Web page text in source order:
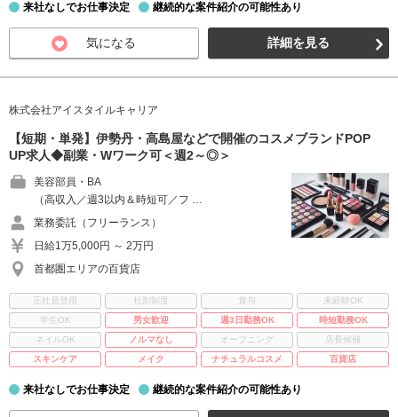
来社なしでお仕事決定 継続的な案件紹介の可能性あり
気になる 詳細を見る
株式会社アイスタイルキャリア
【短期・単発】伊勢丹・高島屋などで開催のコスメブランドPOP
UP求人◆副業・Wワーク可＜週2～◎＞
美容部員・BA
（高収入／週3以内＆時短可／フ …
業務委託（フリーランス）
日給1万5,000円 ～ 2万円
首都圏エリアの百貨店
正社員登用 社割制度 賞与
未経験OK
学生OK
男女歓迎 週3日勤務OK
時短勤務OK
ネイルOK
ノルマなし オープニング
店長候補
スキンケア
メイク ナチュラルコスメ 百貨店
来社なしでお仕事決定 継続的な案件紹介の可能性あり